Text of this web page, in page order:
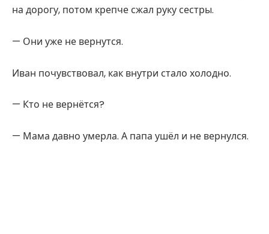
на дорогу, потом крепче сжал руку сестры.
— Они уже не вернутся.
Иван почувствовал, как внутри стало холодно.
— Кто не вернётся?
— Мама давно умерла. А папа ушёл и не вернулся.